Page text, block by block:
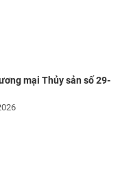
mại Thủy sản số 29-